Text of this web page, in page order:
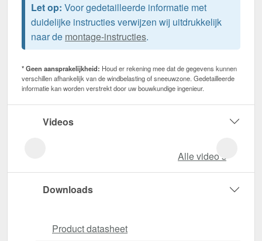
Let op: Voor gedetailleerde informatie met
duidelijke instructies verwijzen wij uitdrukkelijk
naar de montage-instructies.
* Geen aansprakelijkheid: Houd er rekening mee dat de gegevens kunnen
verschillen afhankelijk van de windbelasting of sneeuwzone. Gedetailleerde
informatie kan worden verstrekt door uw bouwkundige ingenieur.
Videos
Alle video‘s
Downloads
Product datasheet